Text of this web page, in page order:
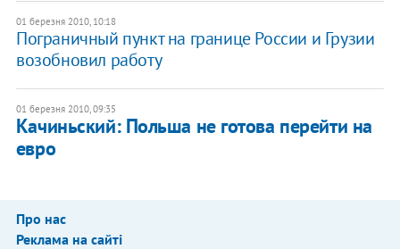
01 березня 2010, 10:18
Пограничный пункт на границе России и Грузии
возобновил работу
01 березня 2010, 09:35
Качиньский: Польша не готова перейти на
евро
Про нас
Реклама на сайті